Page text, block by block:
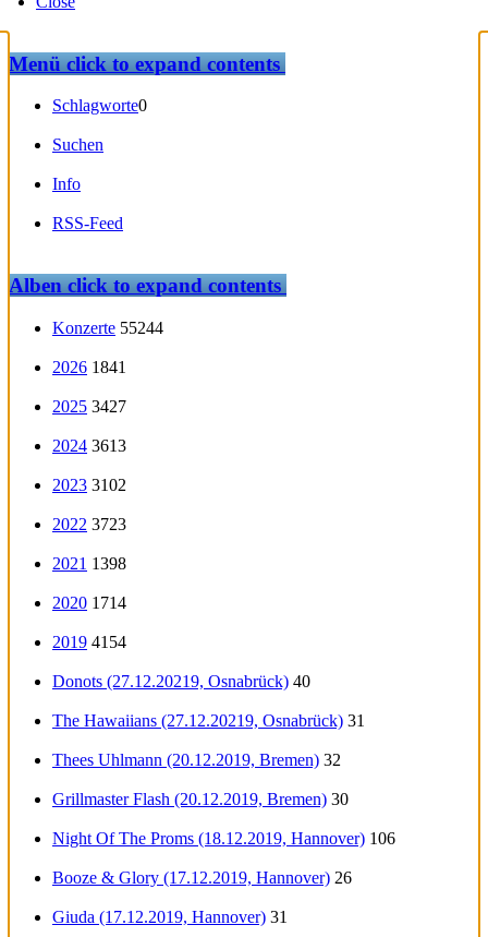
Menüclick to expand contents
Schlagworte0
Suchen
Info
RSS-Feed
Albenclick to expand contents
Konzerte 55244
2026 1841
2025 3427
2024 3613
2023 3102
2022 3723
2021 1398
2020 1714
2019 4154
Donots (27.12.20219, Osnabrück) 40
The Hawaiians (27.12.20219, Osnabrück) 31
Thees Uhlmann (20.12.2019, Bremen) 32
Grillmaster Flash (20.12.2019, Bremen) 30
Night Of The Proms (18.12.2019, Hannover) 106
Booze & Glory (17.12.2019, Hannover) 26
Giuda (17.12.2019, Hannover) 31